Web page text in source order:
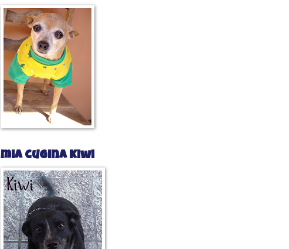
mia cugina Kiwi